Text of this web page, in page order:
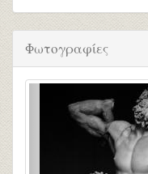
Φωτογραφίες